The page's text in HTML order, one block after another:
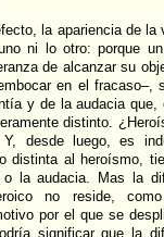
la apariencia de
ni lo otro: porque
de alcanzar su
en el fracaso–,
y de la audacia
distinto.
desde luego, es
distinta al heroísmo,
la audacia. Mas la
no reside,
por el que se
significar que la